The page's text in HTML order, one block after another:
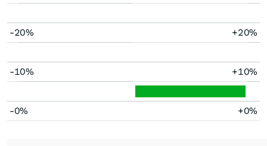
-20% +20%
-10% +10%
-0% +0%